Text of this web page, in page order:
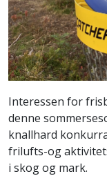
Interessen for
denne
knallhard
frilufts-og
i skog og mark.